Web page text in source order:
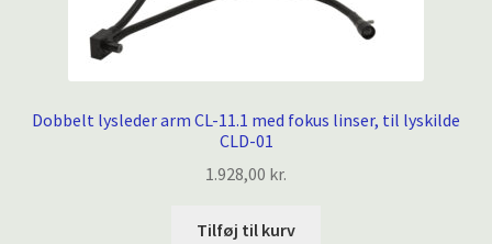
Dobbelt lysleder arm CL-11.1 med fokus linser, til lyskilde
CLD-01
1.928,00 kr.
Tilføj til kurv